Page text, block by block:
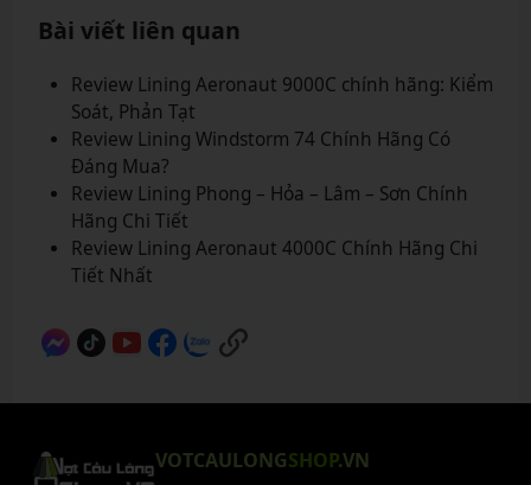
Bài viết liên quan
Review Lining Aeronaut 9000C chính hãng: Kiểm
Soát, Phản Tạt
Review Lining Windstorm 74 Chính Hãng Có
Đáng Mua?
Review Lining Phong – Hỏa – Lâm – Sơn Chính
Hãng Chi Tiết
Review Lining Aeronaut 4000C Chính Hãng Chi
Tiết Nhất
VOTCAULONGSHOP.VN